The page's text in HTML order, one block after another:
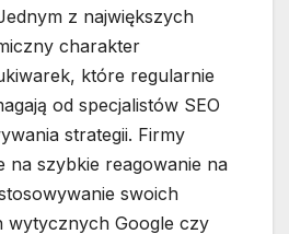
z największych
charakter
które regularnie
od specjalistów SEO
strategii. Firmy
na szybkie reagowanie na
swoich
wytycznych Google czy